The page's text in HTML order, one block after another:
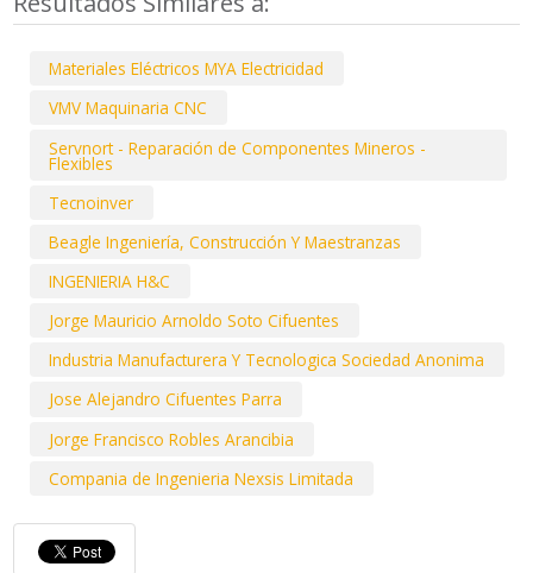
Materiales Eléctricos MYA Electricidad
VMV Maquinaria CNC
Servnort - Reparación de Componentes Mineros -
Flexibles
Tecnoinver
Beagle Ingeniería, Construcción Y Maestranzas
INGENIERIA H&C
Jorge Mauricio Arnoldo Soto Cifuentes
Industria Manufacturera Y Tecnologica Sociedad Anonima
Jose Alejandro Cifuentes Parra
Jorge Francisco Robles Arancibia
Compania de Ingenieria Nexsis Limitada